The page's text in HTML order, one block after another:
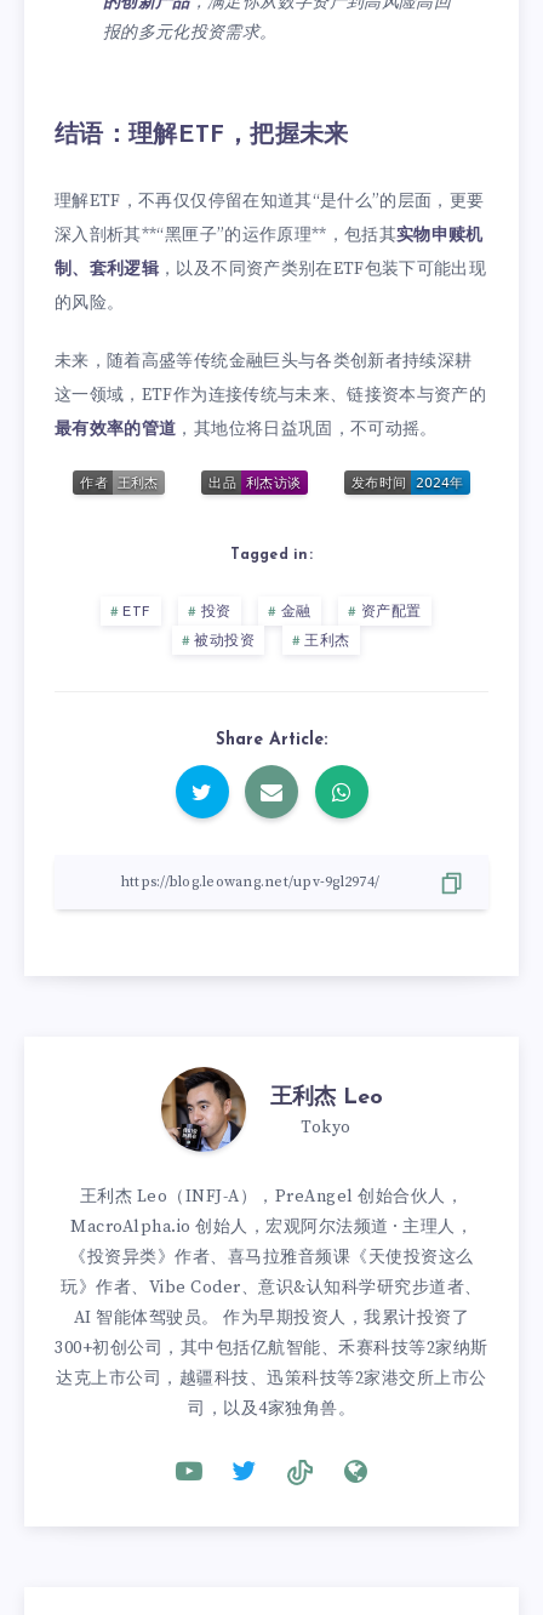
报的多元化投资需求。
结语：理解ETF，把握未来
理解ETF，不再仅仅停留在知道其“是什么”的层面，更要
深入剖析其**“黑匣子”的运作原理**，包括其实物申赎机
制、套利逻辑 ，以及不同资产类别在ETF包装下可能出现
的风险。
未来，随着高盛等传统金融巨头与各类创新者持续深耕
这一领域，ETF作为连接传统与未来、链接资本与资产的
最有效率的管道 ，其地位将日益巩固，不可动摇。
Tagged in:
ETF 投资 金融
资产配置
被动投资
王利杰
Share Article:
王利杰 Leo
Tokyo
王利杰 Leo（INFJ-A），PreAngel 创始合伙人，
MacroAlpha.io 创始人，宏观阿尔法频道 · 主理人，
《投资异类》作者、喜马拉雅音频课《天使投资这么
玩》作者、Vibe Coder、意识&认知科学研究步道者、
AI 智能体驾驶员。 作为早期投资人，我累计投资了
300+初创公司，其中包括亿航智能、禾赛科技等2家纳斯
达克上市公司，越疆科技、迅策科技等2家港交所上市公
司，以及4家独角兽。